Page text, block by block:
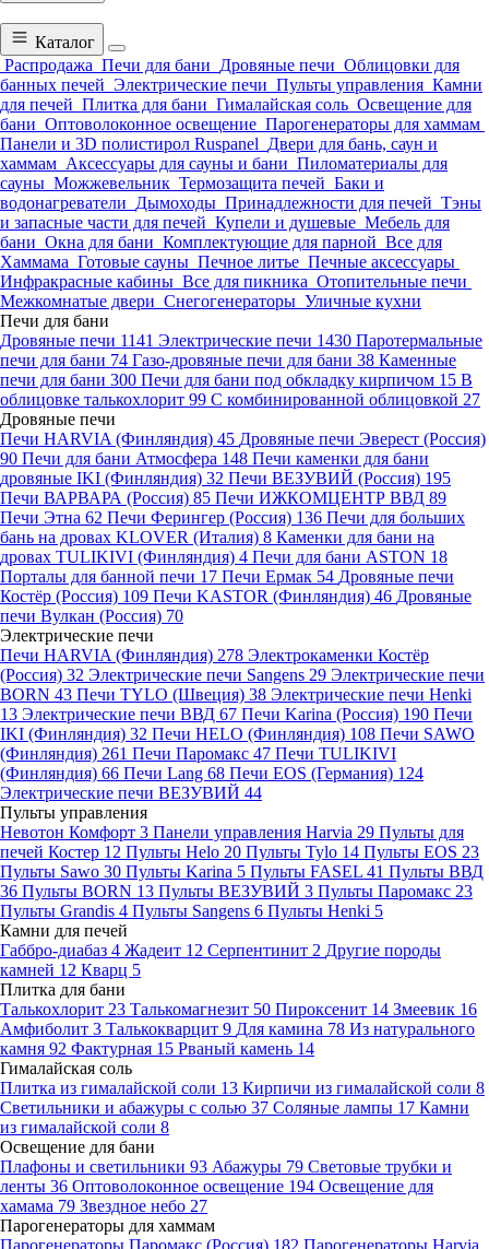
Каталог
Распродажа Печи для бани Дровяные печи Облицовки для
банных печей Электрические печи Пульты управления Камни
для печей Плитка для бани Гималайская соль Освещение для
бани Оптоволоконное освещение Парогенераторы для хаммам
Панели и 3D полистирол Ruspanel Двери для бань, саун и
хаммам Аксессуары для сауны и бани Пиломатериалы для
сауны Можжевельник Термозащита печей Баки и
водонагреватели Дымоходы Принадлежности для печей Тэны
и запасные части для печей Купели и душевые Мебель для
бани Окна для бани Комплектующие для парной Все для
Хаммама Готовые сауны Печное литье Печные аксессуары
Инфракрасные кабины Все для пикника Отопительные печи
Межкомнатые двери Снегогенераторы Уличные кухни
Печи для бани
Дровяные печи 1141 Электрические печи 1430 Паротермальные
печи для бани 74 Газо-дровяные печи для бани 38 Каменные
печи для бани 300 Печи для бани под обкладку кирпичом 15 В
облицовке талькохлорит 99 С комбинированной облицовкой 27
Дровяные печи
Печи HARVIA (Финляндия) 45 Дровяные печи Эверест (Россия)
90 Печи для бани Атмосфера 148 Печи каменки для бани
дровяные IKI (Финляндия) 32 Печи ВЕЗУВИЙ (Россия) 195
Печи ВАРВАРА (Россия) 85 Печи ИЖКОМЦЕНТР ВВД 89
Печи Этна 62 Печи Ферингер (Россия) 136 Печи для больших
бань на дровах KLOVER (Италия) 8 Каменки для бани на
дровах TULIKIVI (Финляндия) 4 Печи для бани ASTON 18
Порталы для банной печи 17 Печи Ермак 54 Дровяные печи
Костёр (Россия) 109 Печи KASTOR (Финляндия) 46 Дровяные
печи Вулкан (Россия) 70
Электрические печи
Печи HARVIA (Финляндия) 278 Электрокаменки Костёр
(Россия) 32 Электрические печи Sangens 29 Электрические печи
BORN 43 Печи TYLO (Швеция) 38 Электрические печи Henki
13 Электрические печи ВВД 67 Печи Karina (Россия) 190 Печи
IKI (Финляндия) 32 Печи HELO (Финляндия) 108 Печи SAWO
(Финляндия) 261 Печи Паромакс 47 Печи TULIKIVI
(Финляндия) 66 Печи Lang 68 Печи EOS (Германия) 124
Электрические печи ВЕЗУВИЙ 44
Пульты управления
Невотон Комфорт 3 Панели управления Harvia 29 Пульты для
печей Костер 12 Пульты Helo 20 Пульты Tylo 14 Пульты EOS 23
Пульты Sawo 30 Пульты Karina 5 Пульты FASEL 41 Пульты ВВД
36 Пульты BORN 13 Пульты ВЕЗУВИЙ 3 Пульты Паромакс 23
Пульты Grandis 4 Пульты Sangens 6 Пульты Henki 5
Камни для печей
Габбро-диабаз 4 Жадеит 12 Серпентинит 2 Другие породы
камней 12 Кварц 5
Плитка для бани
Талькохлорит 23 Талькомагнезит 50 Пироксенит 14 Змеевик 16
Амфиболит 3 Талькокварцит 9 Для камина 78 Из натурального
камня 92 Фактурная 15 Рваный камень 14
Гималайская соль
Плитка из гималайской соли 13 Кирпичи из гималайской соли 8
Светильники и абажуры с солью 37 Соляные лампы 17 Камни
из гималайской соли 8
Освещение для бани
Плафоны и светильники 93 Абажуры 79 Световые трубки и
ленты 36 Оптоволоконное освещение 194 Освещение для
хамама 79 Звездное небо 27
Парогенераторы для хаммам
Парогенераторы Паромакс (Россия) 182 Парогенераторы Harvia